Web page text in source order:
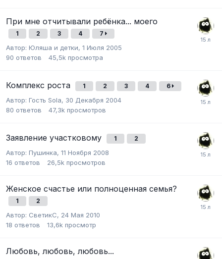
При мне отчитывали ребёнка... моего
1 2 3 4 7
Автор: Юляша и детки, 1 Июля 2005
90 ответов 45,5k просмотра
Комплекс роста 1 2 3 4 6
Автор: Гость Sola, 30 Декабря 2004
80 ответов 47,3k просмотров
Заявление участковому 1 2
Автор: Пушинка, 11 Ноября 2008
16 ответов 26,5k просмотров
Женское счастье или полноценная семья?
1 2
Автор: СветикС, 24 Мая 2010
18 ответов 13,6k просмотр
Любовь, любовь, любовь...